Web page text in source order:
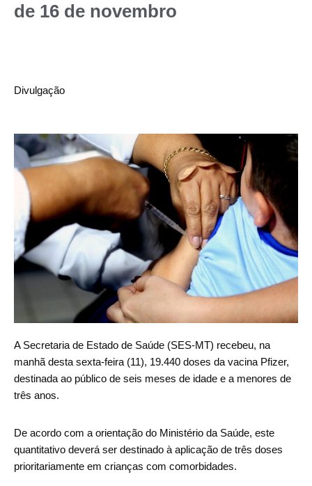
de 16 de novembro
Divulgação
A Secretaria de Estado de Saúde (SES-MT) recebeu, na
manhã desta sexta-feira (11), 19.440 doses da vacina Pfizer,
destinada ao público de seis meses de idade e a menores de
três anos.
De acordo com a orientação do Ministério da Saúde, este
quantitativo deverá ser destinado à aplicação de três doses
prioritariamente em crianças com comorbidades.